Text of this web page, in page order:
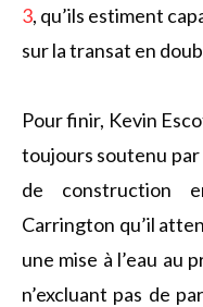
3, qu’ils estiment
sur la transat en
Pour finir, Kevin
toujours soutenu par
de construction
Carrington qu’il
une mise à l’eau au
n’excluant pas de